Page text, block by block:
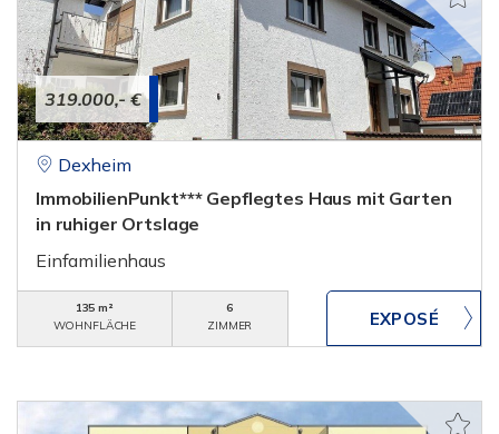
319.000,- €
Dexheim
ImmobilienPunkt*** Gepflegtes Haus mit Garten
in ruhiger Ortslage
Einfamilienhaus
135 m²
WOHNFLÄCHE
6
ZIMMER